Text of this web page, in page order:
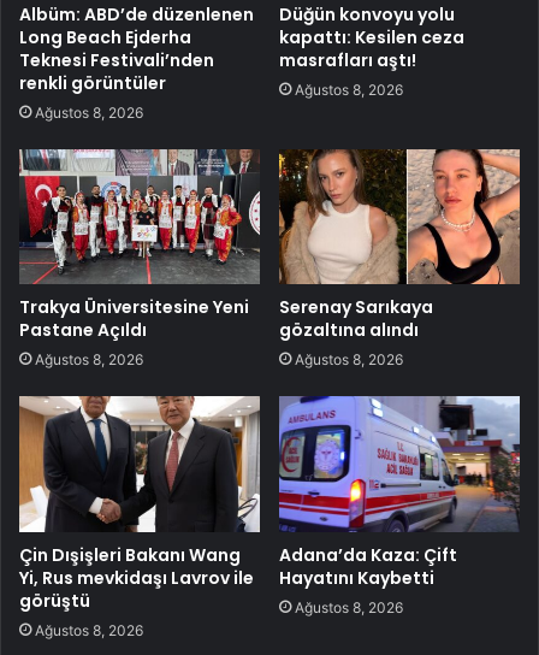
Albüm: ABD’de düzenlenen
Long Beach Ejderha
Teknesi Festivali’nden
renkli görüntüler
Ağustos 8, 2026
Düğün konvoyu yolu
kapattı: Kesilen ceza
masrafları aştı!
Ağustos 8, 2026
Trakya Üniversitesine Yeni
Pastane Açıldı
Ağustos 8, 2026
Serenay Sarıkaya
gözaltına alındı
Ağustos 8, 2026
Çin Dışişleri Bakanı Wang
Yi, Rus mevkidaşı Lavrov ile
görüştü
Ağustos 8, 2026
Adana’da Kaza: Çift
Hayatını Kaybetti
Ağustos 8, 2026